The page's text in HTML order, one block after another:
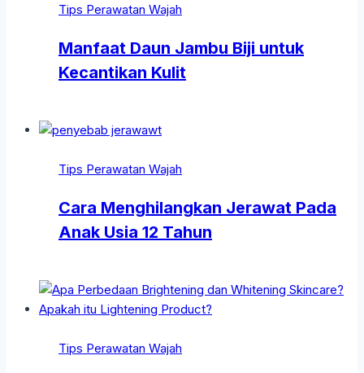
Tips Perawatan Wajah
Manfaat Daun Jambu Biji untuk
Kecantikan Kulit
Tips Perawatan Wajah
Cara Menghilangkan Jerawat Pada
Anak Usia 12 Tahun
Tips Perawatan Wajah